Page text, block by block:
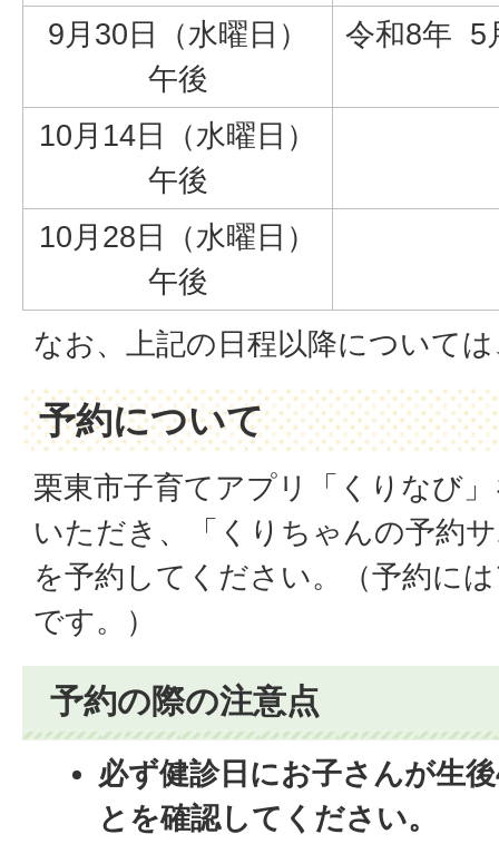
9月30日（水曜日）
午後
令和8年 5
10月14日（水曜日）
午後
10月28日（水曜日）
午後
なお、上記の日程以降について
予約について
栗東市子育てアプリ「くりなび
いただき、「くりちゃんの予約
を予約してください。（予約に
です。）
予約の際の注意点
必ず健診日にお子さんが生
とを確認してください。